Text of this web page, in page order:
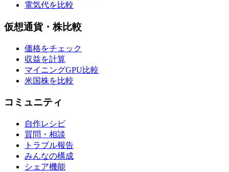
電気代を比較
仮想通貨・株比較
価格をチェック
収益を計算
マイニングGPU比較
米国株を比較
コミュニティ
自作レシピ
質問・相談
トラブル報告
みんなの構成
シェア機能